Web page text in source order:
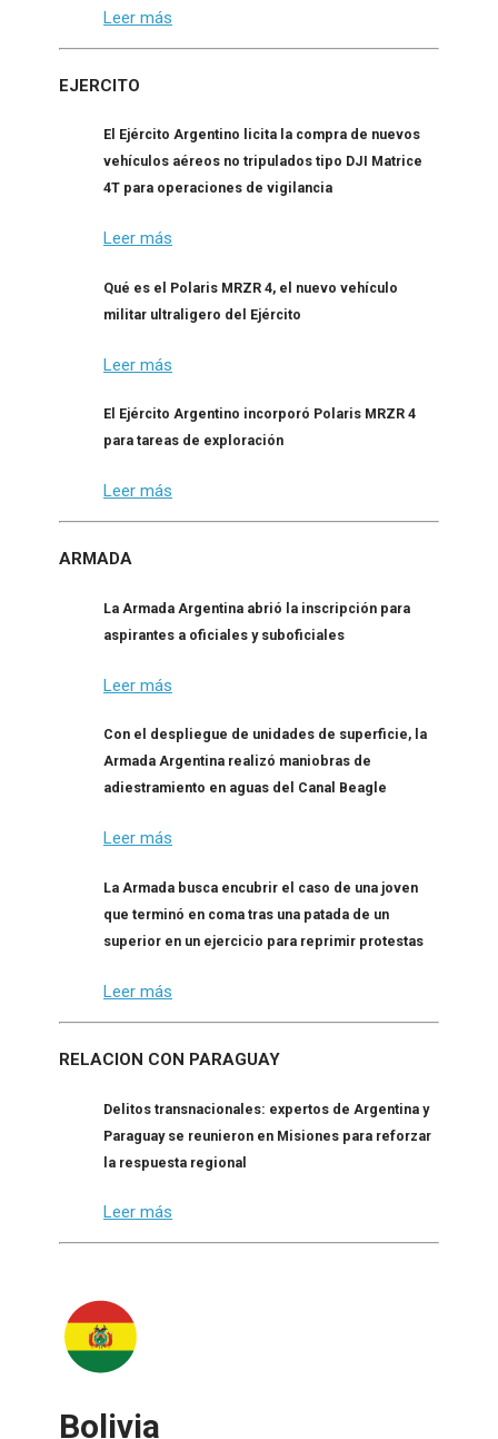
Leer más
EJERCITO
El Ejército Argentino licita la compra de nuevos
vehículos aéreos no tripulados tipo DJI Matrice
4T para operaciones de vigilancia
Leer más
Qué es el Polaris MRZR 4, el nuevo vehículo
militar ultraligero del Ejército
Leer más
El Ejército Argentino incorporó Polaris MRZR 4
para tareas de exploración
Leer más
ARMADA
La Armada Argentina abrió la inscripción para
aspirantes a oficiales y suboficiales
Leer más
Con el despliegue de unidades de superficie, la
Armada Argentina realizó maniobras de
adiestramiento en aguas del Canal Beagle
Leer más
La Armada busca encubrir el caso de una joven
que terminó en coma tras una patada de un
superior en un ejercicio para reprimir protestas
Leer más
RELACION CON PARAGUAY
Delitos transnacionales: expertos de Argentina y
Paraguay se reunieron en Misiones para reforzar
la respuesta regional
Leer más
Bolivia